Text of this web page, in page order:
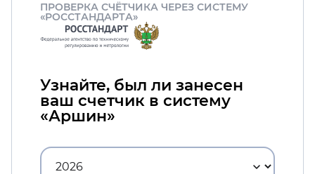
ПРОВЕРКА СЧЁТЧИКА ЧЕРЕЗ СИСТЕМУ
«РОССТАНДАРТА»
Узнайте, был ли занесен
ваш счетчик в систему
«Аршин»